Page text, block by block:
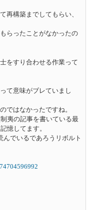
再構築までしてもらい、
らったことがなかったの
をすり合わせる作業って
て意味がブレていまし
ではなかったですね。
夷の記事を書いている最
憶してます。
でいるであろうリボルト